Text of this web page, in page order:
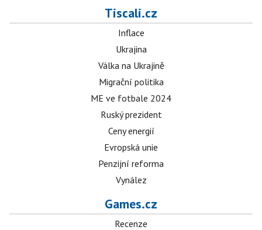
Tiscali.cz
Inflace
Ukrajina
Válka na Ukrajině
Migrační politika
ME ve fotbale 2024
Ruský prezident
Ceny energií
Evropská unie
Penzijní reforma
Vynález
Games.cz
Recenze